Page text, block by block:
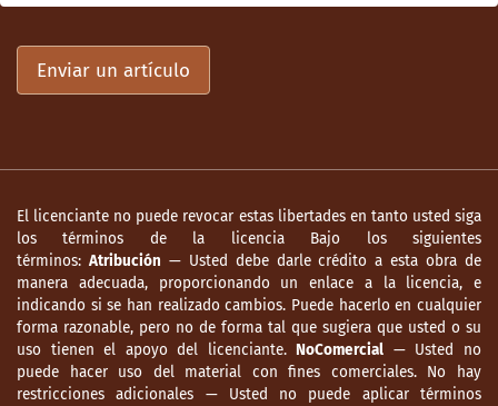
Enviar un artículo
El licenciante no puede revocar estas libertades en tanto usted siga
los términos de la licencia Bajo los siguientes
términos: Atribución — Usted debe darle crédito a esta obra de
manera adecuada, proporcionando un enlace a la licencia, e
indicando si se han realizado cambios. Puede hacerlo en cualquier
forma razonable, pero no de forma tal que sugiera que usted o su
uso tienen el apoyo del licenciante.NoComercial — Usted no
puede hacer uso del material con fines comerciales. No hay
restricciones adicionales — Usted no puede aplicar términos